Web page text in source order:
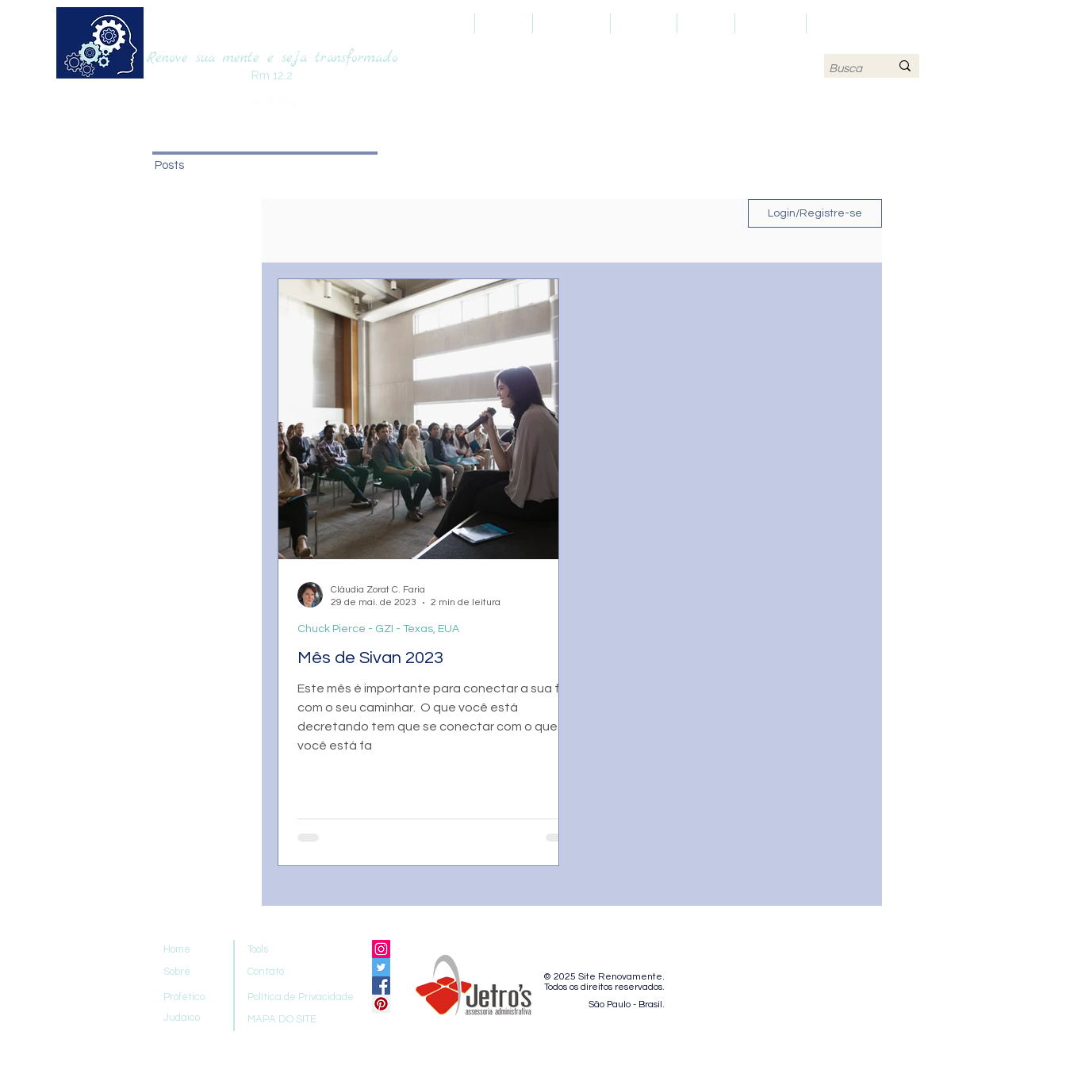
Renove sua mente e seja transformado
Rm 12.2
Posts
Login/Registre-se
Mês de Sivan 2023
Este mês é importante para conectar a sua fala
com o seu caminhar. ​ ​O que você está
decretando tem que se conectar com o que
você está fa
Chuck Pierce - GZI - Texas, EUA
Cláudia Zorat C. Faria
29 de mai. de 2023
2 min de leitura
Home
Sobre
Profético
Judaico
Tools
Contato
Política de Privacidade
MAPA DO SITE
© 2025 Site Renovamente.
Todos os direitos reservados.
São Paulo - Brasil.